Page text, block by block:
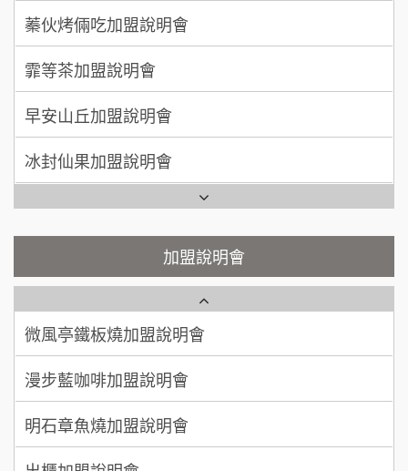
加盟預算
何 先生/小姐
加盟預算
呂 先生/小姐
加盟預算 200萬~400萬
顏 先生/小姐 台北市
廖 先生/小姐 高雄市
加盟預算
霏等茶加盟說明會
早安山丘加盟說明會
冰封仙果加盟說明會
Ramble Café 漫步藍咖啡加盟說明會
微風亭鐵板燒加盟說明會
【曉妍美妝】誠徵行政櫃檯
自助洗衣店誠徵代洗收送人員(台中市)
MUSHEN徵SPA美容芳療師
日十。早午食加盟說明會
加盟說明會
莫尼早餐Morni加盟說明會
手作功夫茶加盟說明會
SHARE TEA歇腳亭加盟說明會
潮味決-湯滷專門店加盟說明會
鮮茶道加盟說明會
微風亭鐵板燒加盟說明會
漫步藍咖啡加盟說明會
明石章魚燒加盟說明會
出櫃加盟說明會